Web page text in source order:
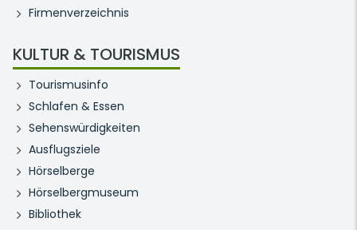
Firmenverzeichnis
KULTUR & TOURISMUS
Tourismusinfo
Schlafen & Essen
Sehenswürdigkeiten
Ausflugsziele
Hörselberge
Hörselbergmuseum
Bibliothek